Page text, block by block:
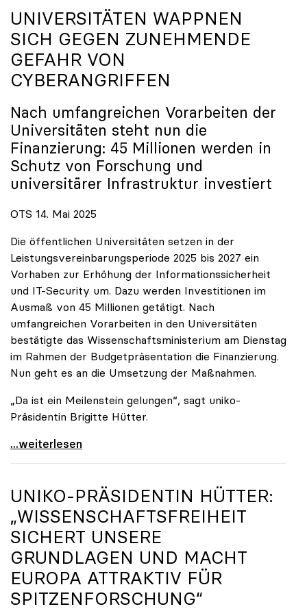
UNIVERSITÄTEN WAPPNEN
SICH GEGEN ZUNEHMENDE
GEFAHR VON
CYBERANGRIFFEN
Nach umfangreichen Vorarbeiten der
Universitäten steht nun die
Finanzierung: 45 Millionen werden in
Schutz von Forschung und
universitärer Infrastruktur investiert
OTS 14. Mai 2025
Die öffentlichen Universitäten setzen in der
Leistungsvereinbarungsperiode 2025 bis 2027 ein
Vorhaben zur Erhöhung der Informationssicherheit
und IT-Security um. Dazu werden Investitionen im
Ausmaß von 45 Millionen getätigt. Nach
umfangreichen Vorarbeiten in den Universitäten
bestätigte das Wissenschaftsministerium am Dienstag
im Rahmen der Budgetpräsentation die Finanzierung.
Nun geht es an die Umsetzung der Maßnahmen.
„Da ist ein Meilenstein gelungen“, sagt uniko-
Präsidentin Brigitte Hütter.
Universitäten wappnen sich gegen zunehmende Gefahr
...weiterlesen
UNIKO-PRÄSIDENTIN HÜTTER:
„WISSENSCHAFTSFREIHEIT
SICHERT UNSERE
GRUNDLAGEN UND MACHT
EUROPA ATTRAKTIV FÜR
SPITZENFORSCHUNG“